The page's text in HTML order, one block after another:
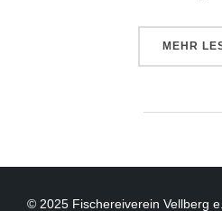
MEHR
© 2025 Fischereiverein Vellberg